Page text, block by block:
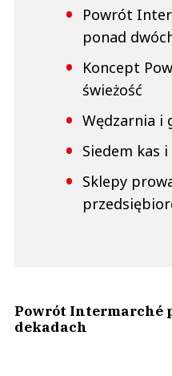
Powrót
ponad
Koncept
świeżość
Wędzarnia i
Siedem kas
Sklepy
Powrót Intermarché
dekadach